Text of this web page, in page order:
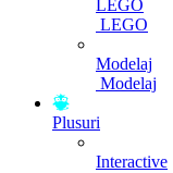
LEGO
LEGO
Modelaj
Modelaj
Plusuri
Interactive